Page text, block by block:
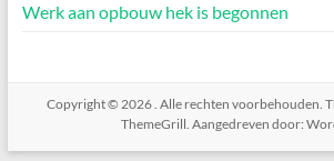
Werk aan opbouw hek is begonnen
Copyright © 2026. Alle rechten voorbehouden.
ThemeGrill. Aangedreven door: